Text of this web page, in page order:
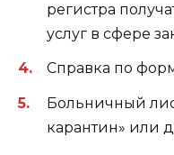
регистра
услуг в сфере
Справка по
Больничный
карантин» или